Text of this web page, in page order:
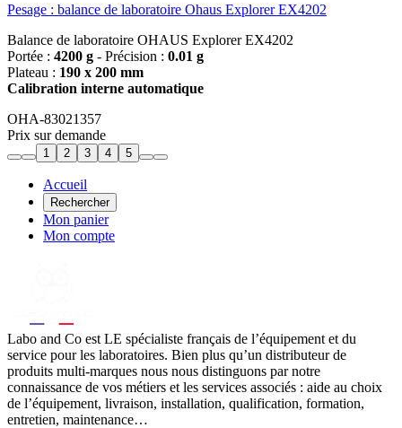
Pesage : balance de laboratoire Ohaus Explorer EX4202
Balance de laboratoire OHAUS Explorer EX4202
Portée : 4200 g - Précision : 0.01 g
Plateau : 190 x 200 mm
Calibration interne automatique
OHA-83021357
Prix sur demande
1 2 3 4 5
Accueil
Rechercher
Mon panier
Mon compte
Labo and Co est LE spécialiste français de l’équipement et du
service pour les laboratoires. Bien plus qu’un distributeur de
produits multi-marques nous nous distinguons par notre
connaissance de vos métiers et les services associés : aide au choix
de l’équipement, livraison, installation, qualification, formation,
entretien, maintenance…